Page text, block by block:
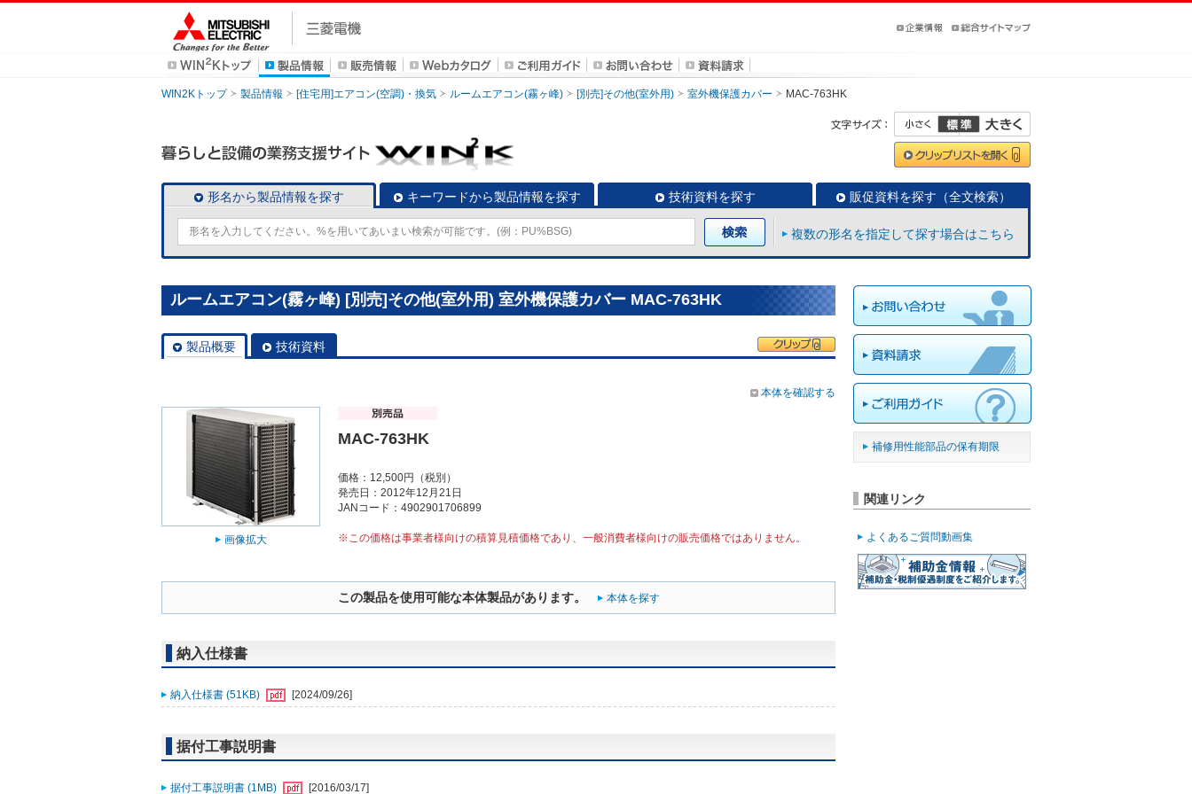
WIN2Kトップ 製品情報 [住宅用]エアコン(空調)・換気 ルームエアコン(霧ヶ峰) [別売]その他(室外用) 室外機保護カバー MAC-763HK
形名から製品情報を探す キーワードから製品情報を探す 技術資料を探す 販促資料を探す（全文検索）
複数の形名を指定して探す場合はこちら
ルームエアコン(霧ヶ峰) [別売]その他(室外用) 室外機保護カバー MAC-763HK
製品概要 技術資料
本体を確認する
画像拡大
MAC-763HK
価格：12,500円（税別）
発売日：2012年12月21日
JANコード：4902901706899
※この価格は事業者様向けの積算見積価格であり、一般消費者様向けの販売価格ではありません。
この製品を使用可能な本体製品があります。 本体を探す
納入仕様書
納入仕様書 (51KB) [2024/09/26]
据付工事説明書
据付工事説明書 (1MB) [2016/03/17]
補修用性能部品の保有期限
関連リンク
よくあるご質問動画集